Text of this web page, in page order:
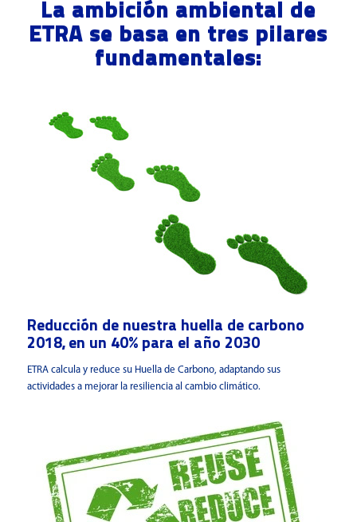
La ambición ambiental de
ETRA se basa en tres pilares
fundamentales:
Reducción de nuestra huella de carbono
2018, en un 40% para el año 2030
ETRA calcula y reduce su Huella de Carbono, adaptando sus
actividades a mejorar la resiliencia al cambio climático.